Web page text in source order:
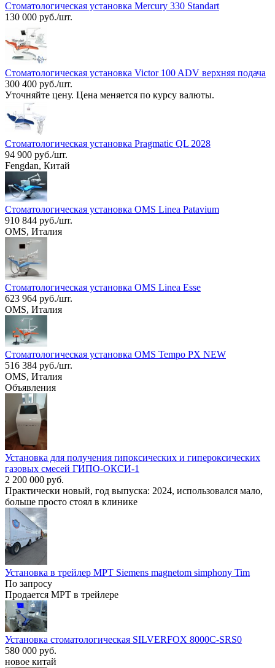
Стоматологическая установка Mercury 330 Standart
130 000 руб./шт.
Стоматологическая установка Victor 100 ADV верхняя подача
300 400 руб./шт.
Уточняйте цену. Цена меняется по курсу валюты.
Стоматологическая установка Pragmatic QL 2028
94 900 руб./шт.
Fengdan, Китай
Стоматологическая установка OMS Linea Patavium
910 844 руб./шт.
OMS, Италия
Стоматологическая установка OMS Linea Esse
623 964 руб./шт.
OMS, Италия
Стоматологическая установка OMS Tempo PX NEW
516 384 руб./шт.
OMS, Италия
Объявления
Установка для получения rипоксических и гипероксических
газовых смесей ГИПО-ОКСИ-1
2 200 000 руб.
Практически новый, год выпуска: 2024, использовался мало,
больше просто стоял в клинике
Установка в трейлер МРТ Siemens magnetom simphony Tim
По запросу
Продается МРТ в трейлере
Установка стоматологическая SILVERFOX 8000C-SRS0
580 000 руб.
новое китай